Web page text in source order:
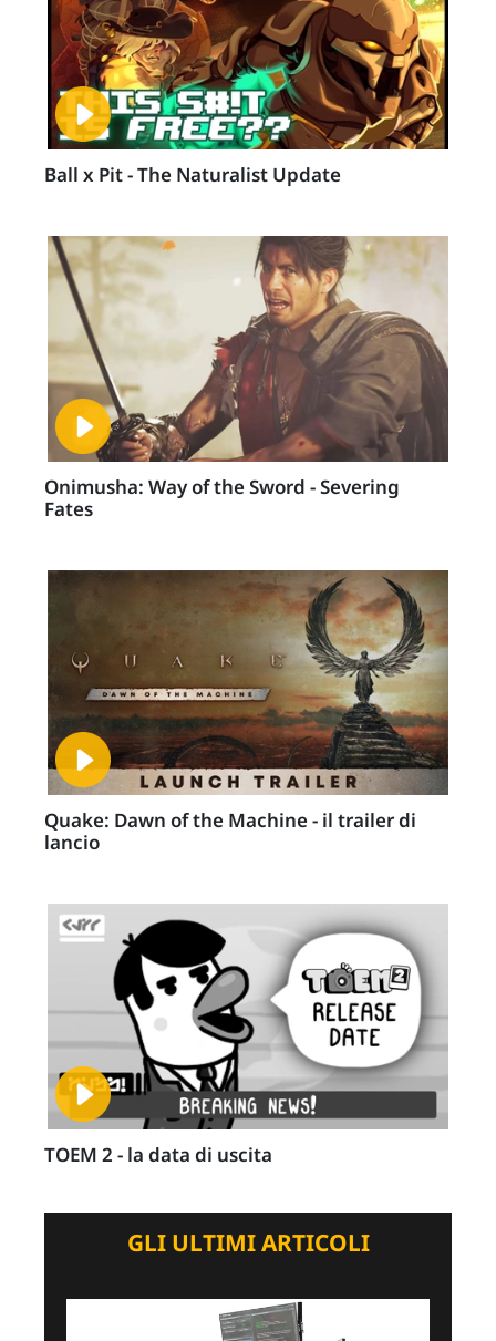
Ball x Pit - The Naturalist Update
Onimusha: Way of the Sword - Severing
Fates
Quake: Dawn of the Machine - il trailer di
lancio
TOEM 2 - la data di uscita
GLI ULTIMI ARTICOLI